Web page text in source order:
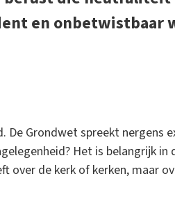
en onbetwistbaar
De Grondwet spreekt nergens
Het is belangrijk
over de kerk of kerken, maar